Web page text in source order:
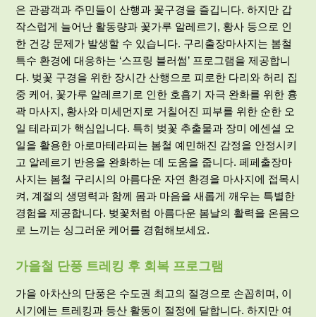
은 관광객과 주민들이 산행과 꽃구경을 즐깁니다. 하지만 갑
작스럽게 늘어난 활동량과 꽃가루 알레르기, 황사 등으로 인
한 건강 문제가 발생할 수 있습니다. 구리출장마사지는 봄철
특수 환경에 대응하는 ‘스프링 블러썸’ 프로그램을 제공합니
다. 벚꽃 구경을 위한 장시간 산행으로 피로한 다리와 허리 집
중 케어, 꽃가루 알레르기로 인한 호흡기 자극 완화를 위한 흉
곽 마사지, 황사와 미세먼지로 거칠어진 피부를 위한 순한 오
일 테라피가 핵심입니다. 특히 벚꽃 추출물과 장미 에센셜 오
일을 활용한 아로마테라피는 봄철 예민해진 감정을 안정시키
고 알레르기 반응을 완화하는 데 도움을 줍니다. 페페출장마
사지는 봄철 구리시의 아름다운 자연 환경을 마사지에 접목시
켜, 계절의 생명력과 함께 몸과 마음을 새롭게 깨우는 특별한
경험을 제공합니다. 벚꽃처럼 아름다운 봄날의 활력을 온몸으
로 느끼는 싱그러운 케어를 경험해보세요.
가을철 단풍 트레킹 후 회복 프로그램
가을 아차산의 단풍은 수도권 최고의 절경으로 손꼽히며, 이
시기에는 트레킹과 등산 활동이 절정에 달합니다. 하지만 여